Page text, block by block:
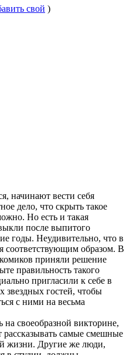
свой )
начинают вести себя
дело, что скрыть такое
Но есть и такая
после выпитого
годы. Неудивительно, что в
соответствующим образом. В
приняли решение
правильность такого
пригласили к себе в
звездных гостей, чтобы
с ними на весьма
своеобразной викторине,
рассказывать самые смешные
жизни. Другие же люди,